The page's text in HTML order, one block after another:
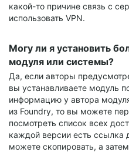
какой-то причине связь с
использовать VPN.
Могу ли я установить
модуля или системы?
Да, если авторы
вы устанавливаете модуль
информацию у автора
из Foundry, то вы можете
посмотреть список всех
каждой версии есть ссылка
можете скопировать, а